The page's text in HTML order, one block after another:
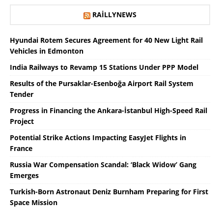
RAILLYNEWS
Hyundai Rotem Secures Agreement for 40 New Light Rail
Vehicles in Edmonton
India Railways to Revamp 15 Stations Under PPP Model
Results of the Pursaklar-Esenboğa Airport Rail System
Tender
Progress in Financing the Ankara-İstanbul High-Speed ​​Rail
Project
Potential Strike Actions Impacting EasyJet Flights in
France
Russia War Compensation Scandal: ‘Black Widow’ Gang
Emerges
Turkish-Born Astronaut Deniz Burnham Preparing for First
Space Mission